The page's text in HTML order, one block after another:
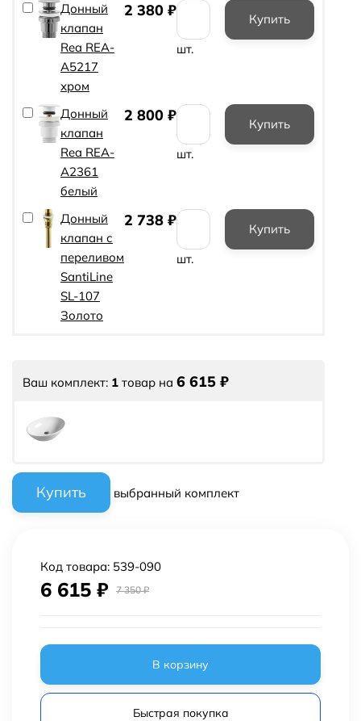
Донный
клапан
Rea REA-
A5217
хром
2 380 ₽
шт.
Донный
клапан
Rea REA-
A2361
белый
2 800 ₽
шт.
Донный
клапан с
переливом
SantiLine
SL-107
Золото
2 738 ₽
шт.
Ваш комплект: 1 товар на 6 615 ₽
выбранный комплект
Код товара: 539-090
6 615 ₽ 7 350₽
В корзину
Быстрая покупка